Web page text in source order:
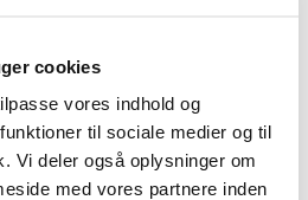
cookies
vores indhold og
til sociale medier og til
Vi deler også oplysninger om
med vores partnere inden
og se hvordan Jonas pakker